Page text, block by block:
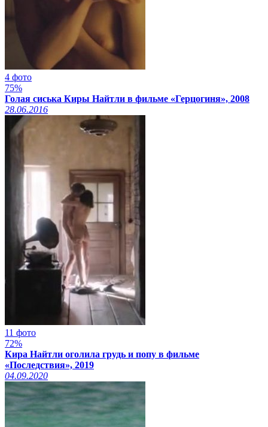
4 фото
75%
Голая сиська Киры Найтли в фильме «Герцогиня», 2008
28.06.2016
11 фото
72%
Кира Найтли оголила грудь и попу в фильме
«Последствия», 2019
04.09.2020